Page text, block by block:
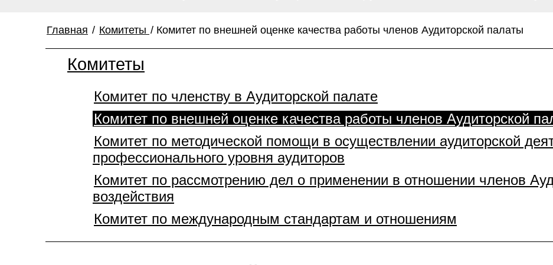
Главная / Комитеты / Комитет по внешней оценке качества работы членов Аудиторской палаты
Комитеты
Комитет по членству в Аудиторской палате
Комитет по внешней оценке качества работы членов Аудиторской
Комитет по методической помощи в осуществлении аудиторской
профессионального уровня аудиторов
Комитет по рассмотрению дел о применении в отношении членов
воздействия
Комитет по международным стандартам и отношениям